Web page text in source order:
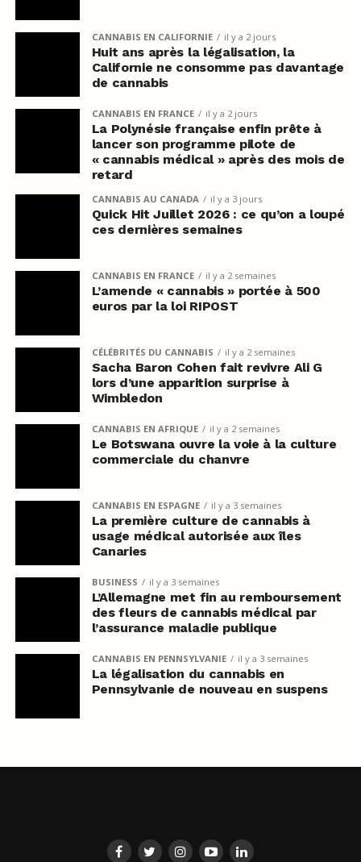
CANNABIS EN CALIFORNIE il y a 2 jours
Huit ans après la légalisation, la
Californie ne consomme pas davantage
de cannabis
CANNABIS EN FRANCE il y a 2 jours
La Polynésie française enfin prête à
lancer son programme pilote de
« cannabis médical » après des mois de
retard
CANNABIS AU CANADA il y a 3 jours
Quick Hit Juillet 2026 : ce qu’on a loupé
ces dernières semaines
CANNABIS EN FRANCE il y a 2 semaines
L’amende « cannabis » portée à 500
euros par la loi RIPOST
CÉLÉBRITÉS DU CANNABIS il y a 2 semaines
Sacha Baron Cohen fait revivre Ali G
lors d’une apparition surprise à
Wimbledon
CANNABIS EN AFRIQUE il y a 2 semaines
Le Botswana ouvre la voie à la culture
commerciale du chanvre
CANNABIS EN ESPAGNE il y a 3 semaines
La première culture de cannabis à
usage médical autorisée aux îles
Canaries
BUSINESS il y a 3 semaines
L’Allemagne met fin au remboursement
des fleurs de cannabis médical par
l’assurance maladie publique
CANNABIS EN PENNSYLVANIE il y a 3 semaines
La légalisation du cannabis en
Pennsylvanie de nouveau en suspens